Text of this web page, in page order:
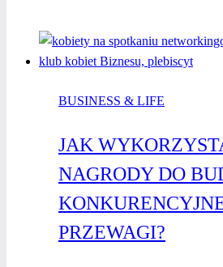
na Telegram
w Twoim
BUSINESS & LIFE
JAK
NAGRODY DO
PRZEWAGI?